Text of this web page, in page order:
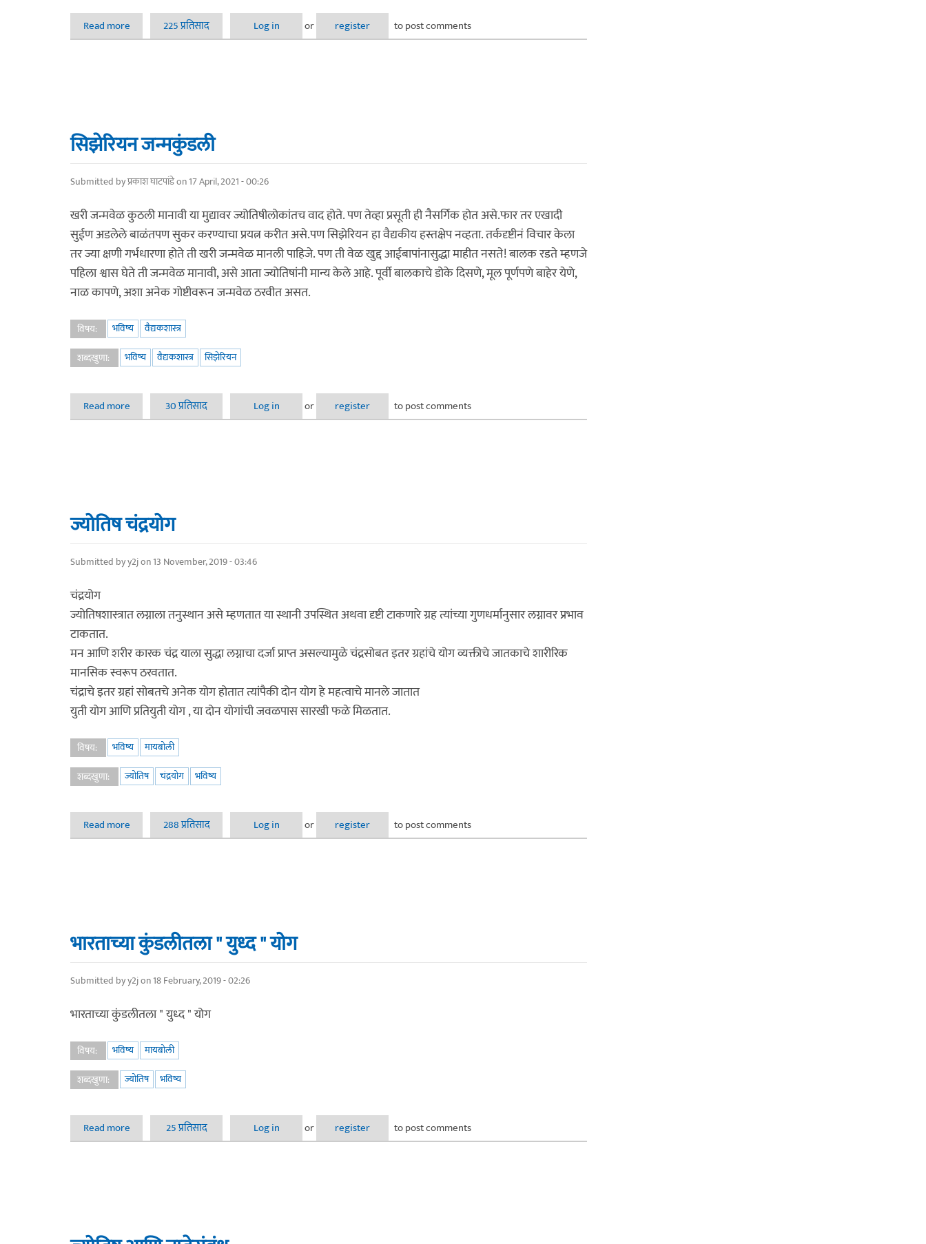
Read more about ज्योतिष शास्त्र खरे आहे का नाही? - दूध का दूध, पानी का पानी, असे एक संशोधन
225 प्रतिसाद Log in or register to post comments
सिझेरियन जन्मकुंडली
Submitted byप्रकाश घाटपांडेon 17 April, 2021 - 00:26
खरी जन्मवेळ कुठली मानावी या मुद्यावर ज्योतिषीलोकांतच वाद होते. पण तेव्हा प्रसूती ही नैसर्गिक होत असे.फार तर एखादी
सुईण अडलेले बाळंतपण सुकर करण्याचा प्रयत्न करीत असे.पण सिझेरियन हा वैद्यकीय हस्तक्षेप नव्हता. तर्कदृष्टीनं विचार केला
तर ज्या क्षणी गर्भधारणा होते ती खरी जन्मवेळ मानली पाहिजे. पण ती वेळ खुद्द आईबापांनासुद्धा माहीत नसते! बालक रडते म्हणजे
पहिला श्वास घेते ती जन्मवेळ मानावी, असे आता ज्योतिषांनी मान्य केले आहे. पूर्वी बालकाचे डोके दिसणे, मूल पूर्णपणे बाहेर येणे,
नाळ कापणे, अशा अनेक गोष्टीवरून जन्मवेळ ठरवीत असत.
विषय: भविष्य
वैद्यकशास्त्र
शब्दखुणा:
भविष्य वैद्यकशास्त्र सिझेरियन
Read more about सिझेरियन जन्मकुंडली
30 प्रतिसाद Log in or register to post comments
ज्योतिष चंद्रयोग
Submitted byy2jon 13 November, 2019 - 03:46
चंद्रयोग
ज्योतिषशास्त्रात लग्नाला तनुस्थान असे म्हणतात या स्थानी उपस्थित अथवा दृष्टी टाकणारे ग्रह त्यांच्या गुणधर्मानुसार लग्नावर प्रभाव
टाकतात.
मन आणि शरीर कारक चंद्र याला सुद्धा लग्नाचा दर्जा प्राप्त असल्यामुळे चंद्रसोबत इतर ग्रहांचे योग व्यक्तीचे जातकाचे शारीरिक
मानसिक स्वरूप ठरवतात.
चंद्राचे इतर ग्रहां सोबतचे अनेक योग होतात त्यांपैकी दोन योग हे महत्वाचे मानले जातात
युती योग आणि प्रतियुती योग , या दोन योगांची जवळपास सारखी फळे मिळतात.
विषय: भविष्य
मायबोली
शब्दखुणा:
ज्योतिष चंद्रयोग भविष्य
Read more about ज्योतिष चंद्रयोग
288 प्रतिसाद Log in or register to post comments
भारताच्या कुंडलीतला " युध्द " योग
Submitted byy2jon 18 February, 2019 - 02:26
भारताच्या कुंडलीतला " युध्द " योग
विषय: भविष्य
मायबोली
शब्दखुणा:
ज्योतिष भविष्य
Read more about भारताच्या कुंडलीतला " युध्द " योग
25 प्रतिसाद Log in or register to post comments